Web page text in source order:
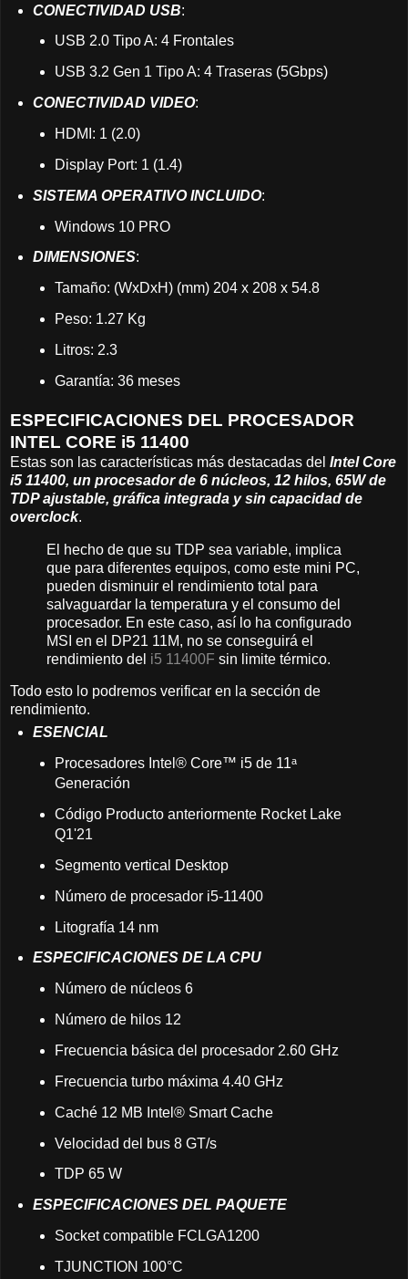
CONECTIVIDAD USB:
USB 2.0 Tipo A: 4 Frontales
USB 3.2 Gen 1 Tipo A: 4 Traseras (5Gbps)
CONECTIVIDAD VIDEO:
HDMI: 1 (2.0)
Display Port: 1 (1.4)
SISTEMA OPERATIVO INCLUIDO:
Windows 10 PRO
DIMENSIONES:
Tamaño: (WxDxH) (mm) 204 x 208 x 54.8
Peso: 1.27 Kg
Litros: 2.3
Garantía: 36 meses
ESPECIFICACIONES DEL PROCESADOR
INTEL CORE i5 11400
Estas son las características más destacadas del Intel Core
i5 11400, un procesador de 6 núcleos, 12 hilos, 65W de
TDP ajustable, gráfica integrada y sin capacidad de
overclock.
El hecho de que su TDP sea variable, implica
que para diferentes equipos, como este mini PC,
pueden disminuir el rendimiento total para
salvaguardar la temperatura y el consumo del
procesador. En este caso, así lo ha configurado
MSI en el DP21 11M, no se conseguirá el
rendimiento del i5 11400F sin limite térmico.
Todo esto lo podremos verificar en la sección de
rendimiento.
ESENCIAL
Procesadores Intel® Core™ i5 de 11ᵃ
Generación
Código Producto anteriormente Rocket Lake
Q1'21
Segmento vertical Desktop
Número de procesador i5-11400
Litografía 14 nm
ESPECIFICACIONES DE LA CPU
Número de núcleos 6
Número de hilos 12
Frecuencia básica del procesador 2.60 GHz
Frecuencia turbo máxima 4.40 GHz
Caché 12 MB Intel® Smart Cache
Velocidad del bus 8 GT/s
TDP 65 W
ESPECIFICACIONES DEL PAQUETE
Socket compatible FCLGA1200
TJUNCTION 100°C